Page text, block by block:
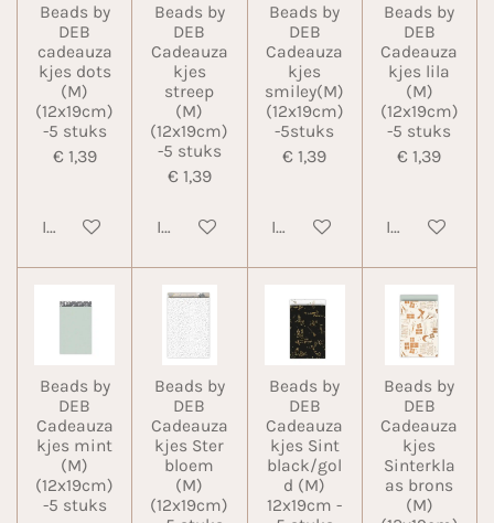
Beads by
DEB
cadeauza
kjes dots
(M)
(12x19cm)
-5 stuks
€ 1,39
In winkelwagen
Beads by
DEB
Cadeauza
kjes
streep
(M)
(12x19cm)
-5 stuks
€ 1,39
In winkelwagen
Beads by
DEB
Cadeauza
kjes
smiley(M)
(12x19cm)
-5stuks
€ 1,39
In winkelwagen
Beads by
DEB
Cadeauza
kjes lila
(M)
(12x19cm)
-5 stuks
€ 1,39
In
Beads by
DEB
Cadeauza
kjes mint
(M)
(12x19cm)
-5 stuks
Beads by
DEB
Cadeauza
kjes Ster
bloem
(M)
(12x19cm)
Beads by
DEB
Cadeauza
kjes Sint
black/gol
d (M)
12x19cm -
Beads by
DEB
Cadeauza
kjes
Sinterkla
as brons
(M)